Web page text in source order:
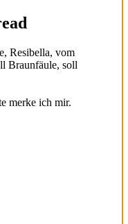
Resibella, vom
Braunfäule, soll
merke ich mir.